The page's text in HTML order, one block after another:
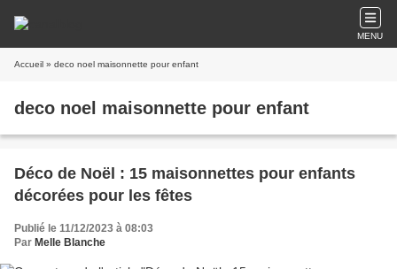
MENU
Accueil » deco noel maisonnette pour enfant
deco noel maisonnette pour enfant
Déco de Noël : 15 maisonnettes pour enfants
décorées pour les fêtes
Publié le 11/12/2023 à 08:03
Par Melle Blanche